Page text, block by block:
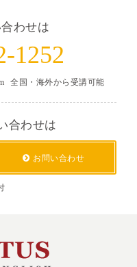
わせは
1252
全国・海外から受講可能
合わせは
お問い合わせ